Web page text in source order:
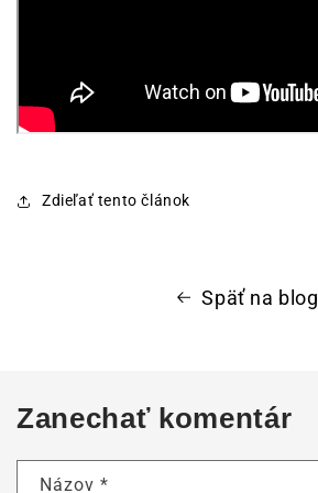
Zdieľať tento článok
Späť na blog
Zanechať komentár
Názov *